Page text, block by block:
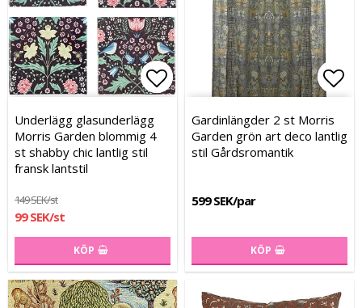
Lägg till i favoritlistan
Lägg till i favoritlistan
Underlägg glasunderlägg
Morris Garden blommig 4
st shabby chic lantlig stil
fransk lantstil
149 SEK/st
99 SEK/st
KÖP
Gardinlängder 2 st Morris
Garden grön art deco lantlig
stil Gårdsromantik
599 SEK/par
KÖP